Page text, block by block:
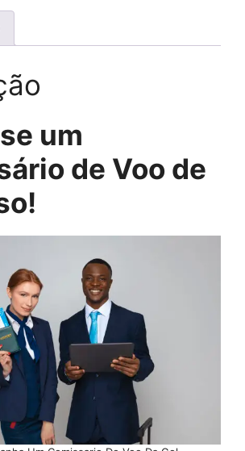
um
de Voo de